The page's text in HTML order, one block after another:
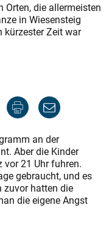
Orten, die allermeisten
in Wiesensteig
Zeit war
an der
Aber die Kinder
vor 21 Uhr fuhren.
gebraucht, und es
zuvor hatten die
die eigene Angst